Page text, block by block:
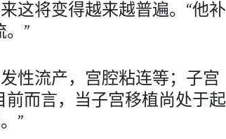
这将变得越来越普遍。“他补
”
性流产，宫腔粘连等；子宫
而言，当子宫移植尚处于起
”